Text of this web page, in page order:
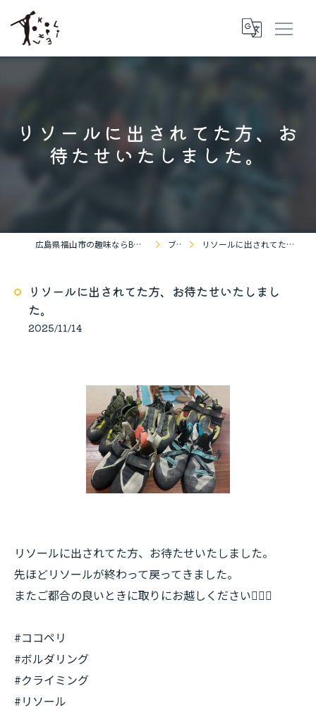
リソールに出されてた方、お
待たせいたしました。
広島県福山市の趣味ならBOULDERING SPACE KOKOPELLi ブログ リソールに出されてた方、お待たせいたしました。
リソールに出されてた方、お待たせいたしまし
た。
2025/11/14
リソールに出されてた方、お待たせいたしました。
先ほどリソールが終わって戻ってきました。
またご都合の良いときに取りにお越しください🙇🏻‍♂️
#ココペリ
#ボルダリング
#クライミング
#リソール